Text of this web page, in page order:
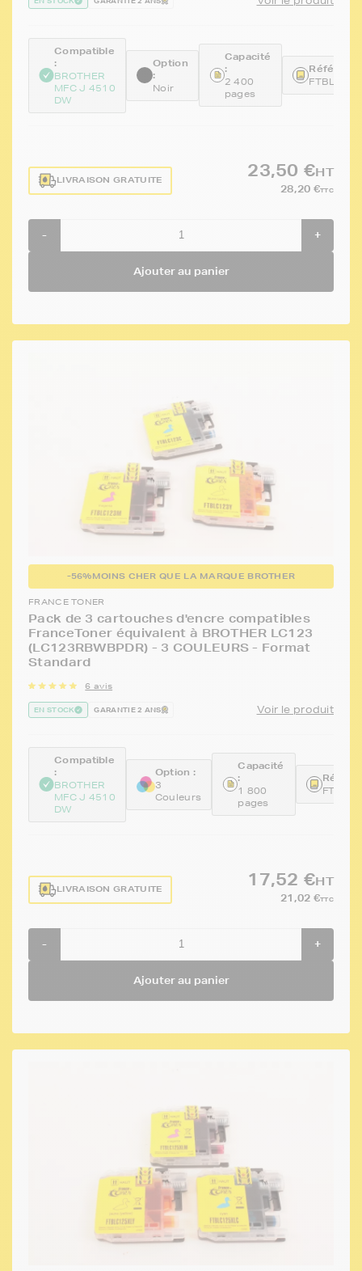
Compatible
:
BROTHER
MFC J 4510
DW
Option
:
Noir
Capacité
:
2 400
pages
LIVRAISON GRATUITE
23,50 €HT
28,20 €TTC
- +
Ajouter au panier
-56%MOINS CHER QUE LA MARQUE BROTHER
FRANCE TONER
Pack de 3 cartouches d'encre compatibles
FranceToner équivalent à BROTHER LC123
(LC123RBWBPDR) - 3 COULEURS - Format
Standard
6 avis
EN STOCK GARANTIE 2 ANS Voir le produit
Compatible
:
BROTHER
MFC J 4510
DW
Option :
3
Couleurs
Capacité
:
1 800
pages
LIVRAISON GRATUITE
17,52 €HT
21,02 €TTC
- +
Ajouter au panier